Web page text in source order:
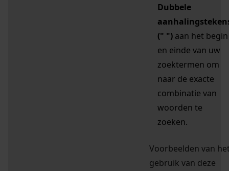
Dubbele
(" ") aan het begin
en einde van uw
zoektermen om
naar de exacte
combinatie van
woorden te
zoeken.
Voorbeelden van
gebruik van deze